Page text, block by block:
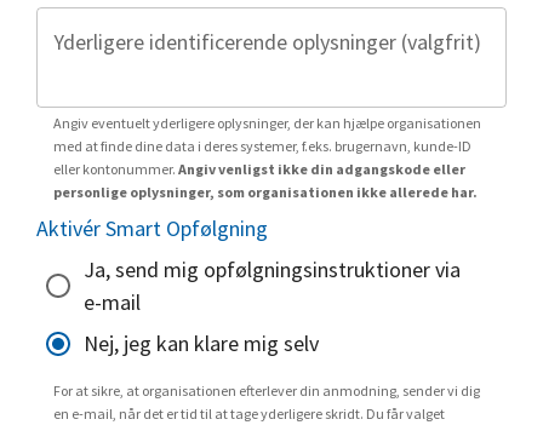
Yderligere identificerende oplysninger (valgfrit)
Angiv eventuelt yderligere oplysninger, der kan hjælpe organisationen
med at finde dine data i deres systemer, f.eks. brugernavn, kunde-ID
eller kontonummer. Angiv venligst ikke din adgangskode eller
personlige oplysninger, som organisationen ikke allerede har.
Aktivér Smart Opfølgning
Ja, send mig opfølgningsinstruktioner via
e-mail
Nej, jeg kan klare mig selv
For at sikre, at organisationen efterlever din anmodning, sender vi dig
en e-mail, når det er tid til at tage yderligere skridt. Du får valget